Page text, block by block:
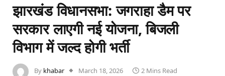
झारखंड विधानसभा: जगराहा डैम पर
सरकार लाएगी नई योजना, बिजली
विभाग में जल्द होगी भर्ती
By khabar March 18, 2026 2 Mins Read